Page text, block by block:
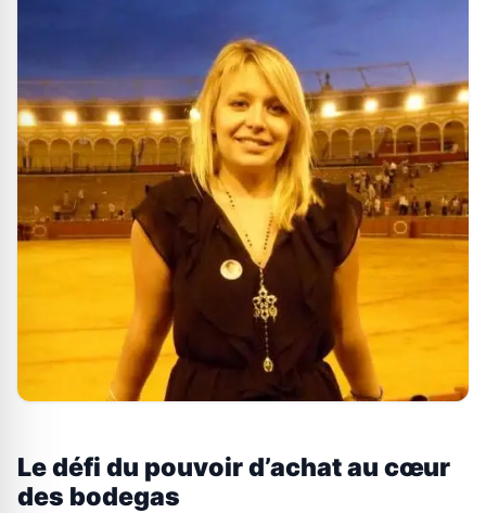
Le défi du pouvoir d’achat au cœur
des bodegas